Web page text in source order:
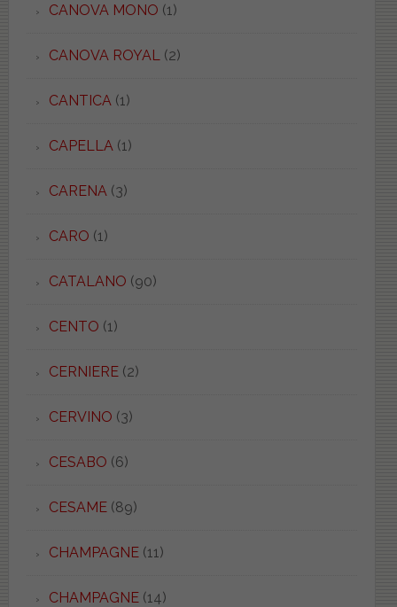
CANOVA MONO (1)
CANOVA ROYAL (2)
CANTICA (1)
CAPELLA (1)
CARENA (3)
CARO (1)
CATALANO (90)
CENTO (1)
CERNIERE(2)
CERVINO (3)
CESABO (6)
CESAME(89)
CHAMPAGNE(11)
CHAMPAGNE(14)